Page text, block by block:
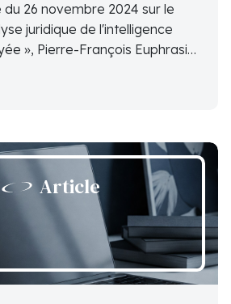
du 26 novembre 2024 sur le
juridique de l'intelligence
», Pierre-François Euphrasie,
a expliqué comment la
Article